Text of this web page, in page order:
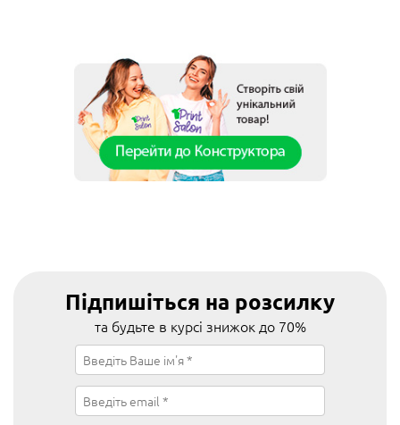
Підпишіться на розсилку
та будьте в курсі знижок до 70%